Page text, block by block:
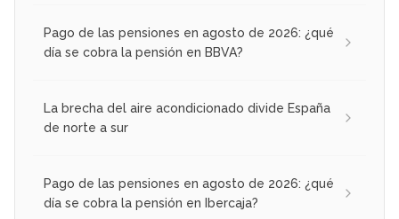
Pago de las pensiones en agosto de 2026: ¿qué
día se cobra la pensión en BBVA?
La brecha del aire acondicionado divide España
de norte a sur
Pago de las pensiones en agosto de 2026: ¿qué
día se cobra la pensión en Ibercaja?